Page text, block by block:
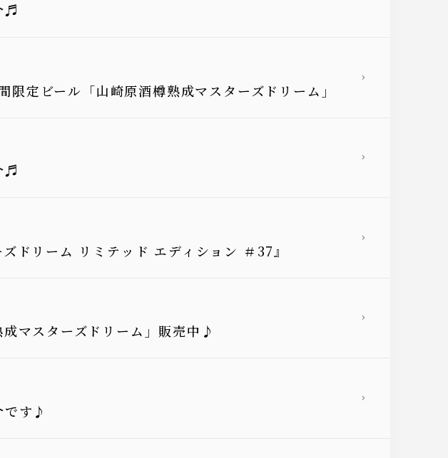
♬
限定ビール「山崎原酒樽熟成マスターズドリーム」
♬
ドリーム リミテッド エディション ＃37』
マスターズドリーム」販売中♪
です♪